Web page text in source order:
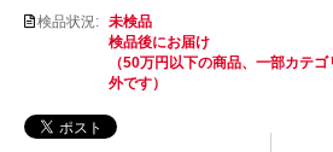
検品状況: 未検品
検品後にお届け
（50万円以下の商品、一部カテ
外です）